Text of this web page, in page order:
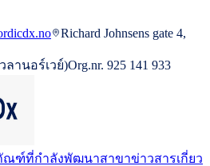
Richard Johnsens gate 4,
ลานอร์เวย์)Org.nr. 925 141 933
ณฑ์ที่กำลังพัฒนาสาขาข่าวสารเกี่ยว